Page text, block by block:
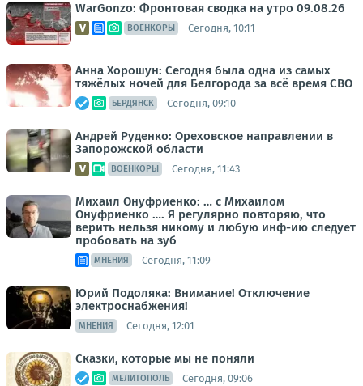
WarGonzo: Фронтовая сводка на утро 09.08.26
ВОЕНКОРЫ Сегодня, 10:11
Анна Хорошун: Сегодня была одна из самых
тяжёлых ночей для Белгорода за всё время СВО
БЕРДЯНСК Сегодня, 09:10
Андрей Руденко: Ореховское направлении в
Запорожской области
ВОЕНКОРЫ Сегодня, 11:43
Михаил Онуфриенко: … с Михаилом
Онуфриенко …. Я регулярно повторяю, что
верить нельзя никому и любую инф-ию следует
пробовать на зуб
МНЕНИЯ Сегодня, 11:09
Юрий Подоляка: Внимание! Отключение
электроснабжения!
МНЕНИЯ Сегодня, 12:01
Сказки, которые мы не поняли
МЕЛИТОПОЛЬ Сегодня, 09:06